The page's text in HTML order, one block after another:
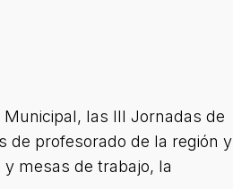
las III Jornadas de
de profesorado de la región y
mesas de trabajo, la